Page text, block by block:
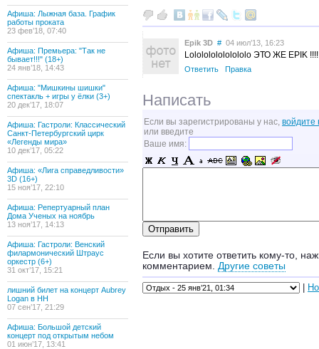
Афиша: Лыжная база. График
работы проката
23 фев’18, 07:40
Афиша: Премьера: "Так не
бывает!!!" (18+)
24 янв’18, 14:43
Афиша: "Мишкины шишки"
спектакль + игры у ёлки (3+)
20 дек’17, 18:07
Афиша: Гастроли: Классический
Санкт-Петербургский цирк
«Легенды мира»
10 дек’17, 05:22
Афиша: «Лига справедливости»
3D (16+)
15 ноя’17, 22:10
Афиша: Репертуарный план
Дома Ученых на ноябрь
13 ноя’17, 14:13
Афиша: Гастроли: Венский
филармонический Штраус
оркестр (6+)
31 окт’17, 15:21
лишний билет на концерт Aubrey
Logan в НН
07 сен’17, 21:29
Афиша: Большой детский
концерт под открытым небом
01 июн’17, 13:41
Epik 3D # 04 июл’13, 16:23
Lololololololololo ЭТО ЖЕ EPIK
Ответить Правка
Написать
Если вы зарегистрированы у нас, войдите
или введите
Ваше имя:
Если вы хотите ответить кому-то,
комментарием. Другие советы